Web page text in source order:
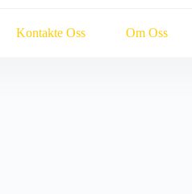
Kontakte Oss Om Oss